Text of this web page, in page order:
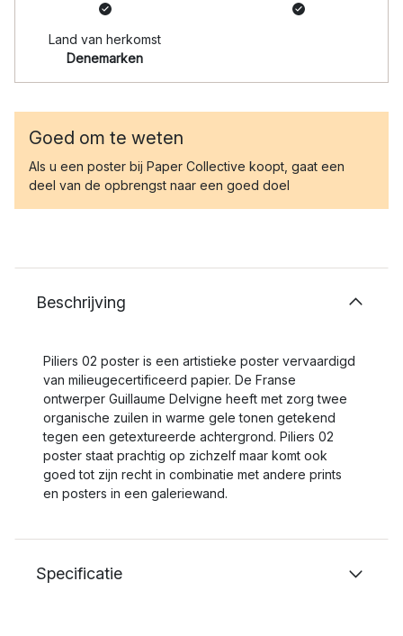
Land van herkomst
Denemarken
Goed om te weten
Als u een poster bij Paper Collective koopt, gaat een
deel van de opbrengst naar een goed doel
Beschrijving
Piliers 02 poster is een artistieke poster vervaardigd
van milieugecertificeerd papier. De Franse
ontwerper Guillaume Delvigne heeft met zorg twee
organische zuilen in warme gele tonen getekend
tegen een getextureerde achtergrond. Piliers 02
poster staat prachtig op zichzelf maar komt ook
goed tot zijn recht in combinatie met andere prints
en posters in een galeriewand.
Specificatie